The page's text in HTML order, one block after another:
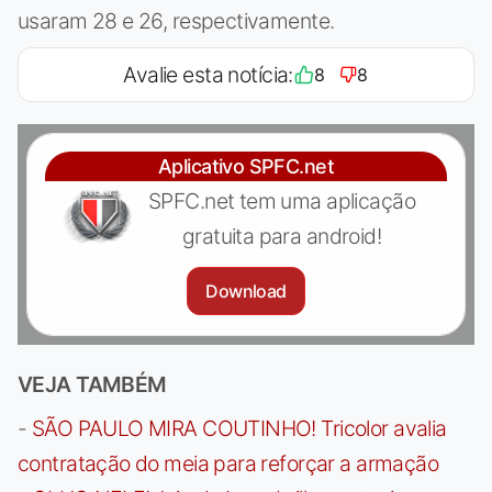
usaram 28 e 26, respectivamente.
Avalie esta notícia: 8 8
Aplicativo SPFC.net
SPFC.net tem uma aplicação
gratuita para android!
Download
VEJA TAMBÉM
- SÃO PAULO MIRA COUTINHO! Tricolor avalia
contratação do meia para reforçar a armação